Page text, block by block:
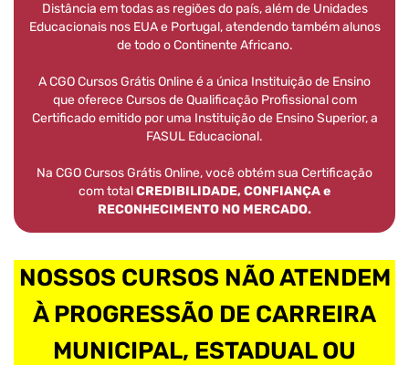
Distância em todas as regiões do país, além de Unidades
Educacionais nos EUA e Portugal, atendendo também alunos
de todo o Continente Africano.
A CGO Cursos Grátis Online é a única Instituição de Ensino
que oferece Cursos de Qualificação Profissional com
Certificado emitido por uma Instituição de Ensino Superior, a
FASUL Educacional.
Na CGO Cursos Grátis Online, você obtém sua Certificação
com totalCREDIBILIDADE, CONFIANÇA e
RECONHECIMENTO NO MERCADO.
NOSSOS CURSOS NÃO ATENDEM
À PROGRESSÃO DE CARREIRA
MUNICIPAL, ESTADUAL OU